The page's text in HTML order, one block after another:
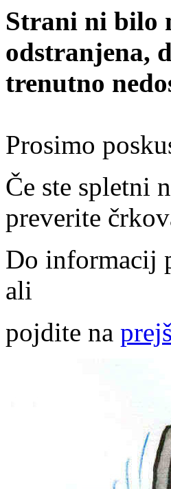
Strani ni bilo
odstranjena,
trenutno
Prosimo
Če ste spletni
preverite
Do informacij
ali
pojdite na